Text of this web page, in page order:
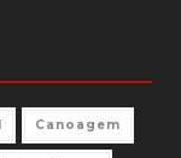
Canoagem